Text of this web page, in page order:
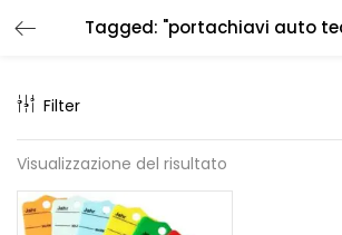
Tagged: "portachiavi auto
Filter
Visualizzazione del risultato
LOGIN
Enter your username and password to